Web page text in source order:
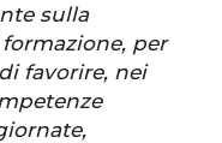
sulla
per
favorire, nei